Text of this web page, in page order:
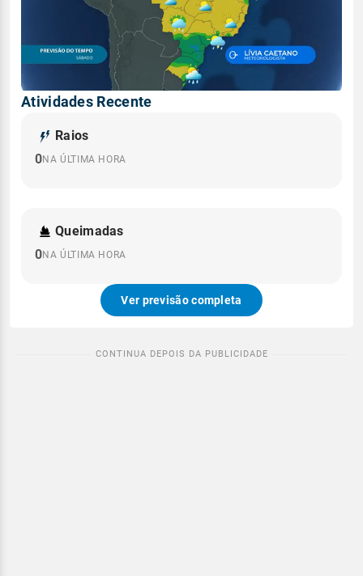
Atividades Recente
Raios
0NA ÚLTIMA HORA
Queimadas
0NA ÚLTIMA HORA
Ver previsão completa